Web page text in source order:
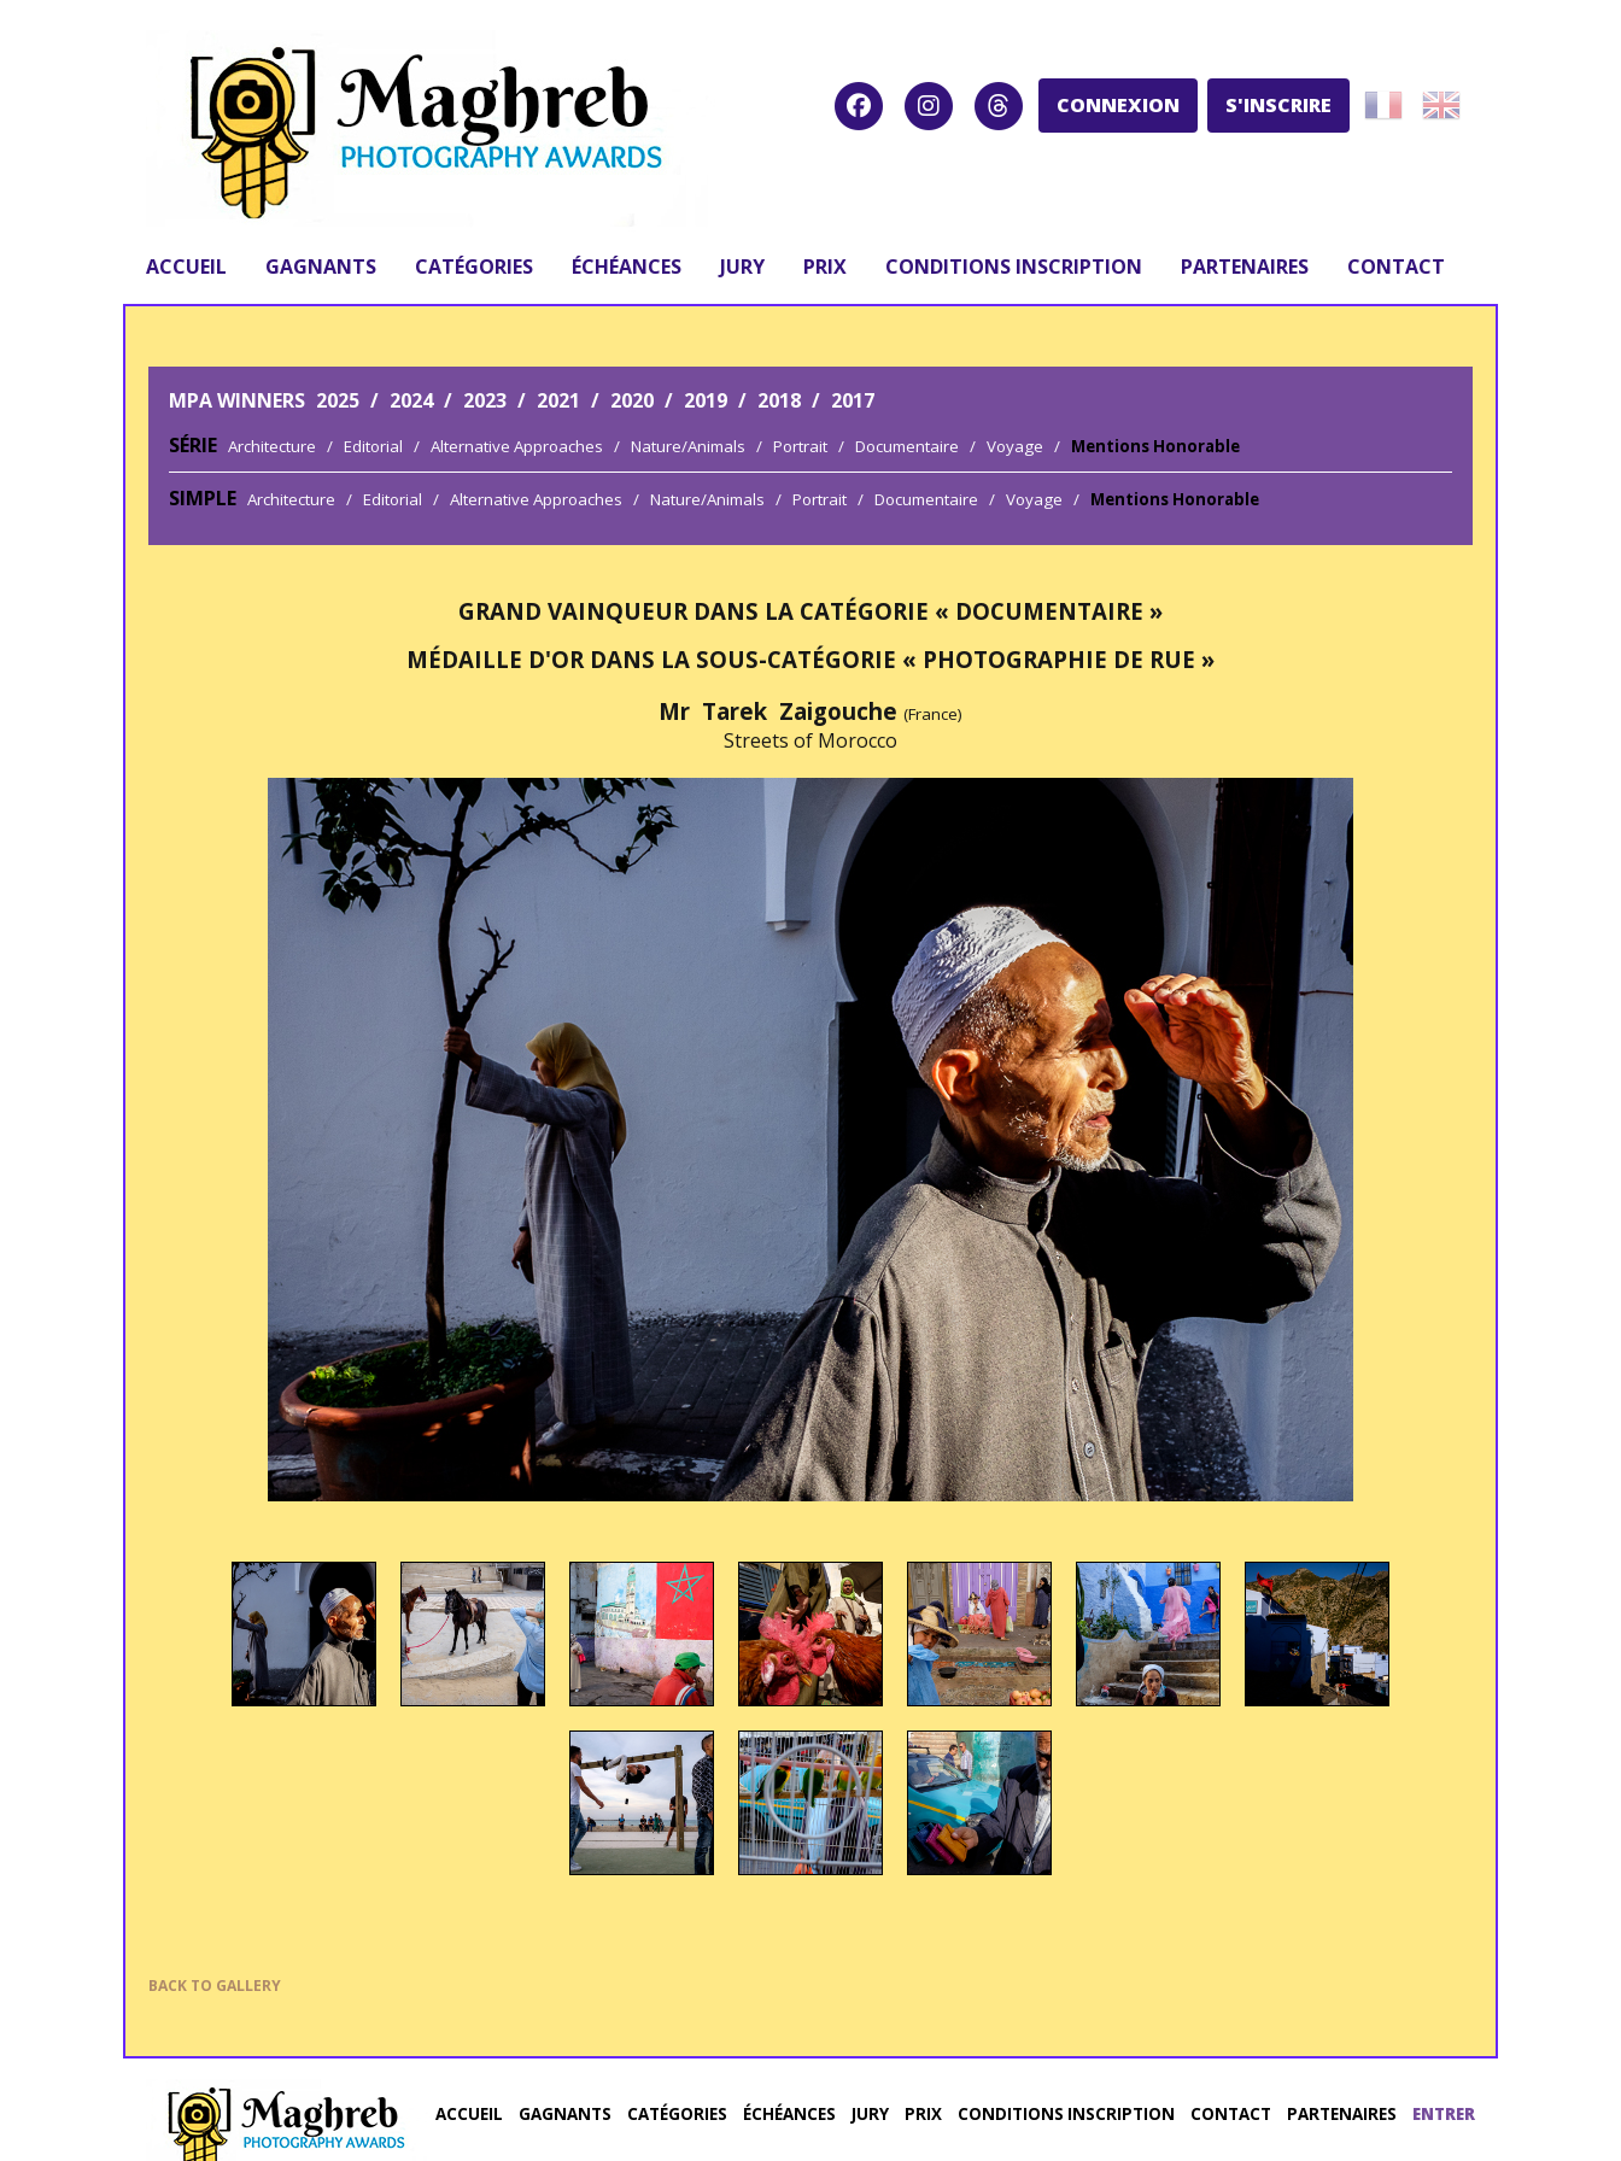
CONNEXION S'INSCRIRE
ACCUEIL GAGNANTS CATÉGORIES ÉCHÉANCES JURY PRIX CONDITIONS INSCRIPTION PARTENAIRES CONTACT
MPA WINNERS 2025 / 2024 / 2023 / 2021 / 2020 / 2019 / 2018 / 2017
SÉRIE Architecture / Editorial / Alternative Approaches / Nature/Animals / Portrait / Documentaire / Voyage / Mentions Honorable
SIMPLE Architecture / Editorial / Alternative Approaches / Nature/Animals / Portrait / Documentaire / Voyage / Mentions Honorable
GRAND VAINQUEUR DANS LA CATÉGORIE « DOCUMENTAIRE »
MÉDAILLE D'OR DANS LA SOUS-CATÉGORIE « PHOTOGRAPHIE DE RUE »
Mr Tarek Zaigouche (France)
Streets of Morocco
BACK TO GALLERY
ACCUEIL GAGNANTS CATÉGORIES ÉCHÉANCES JURY PRIX CONDITIONS INSCRIPTION CONTACT PARTENAIRES ENTRER